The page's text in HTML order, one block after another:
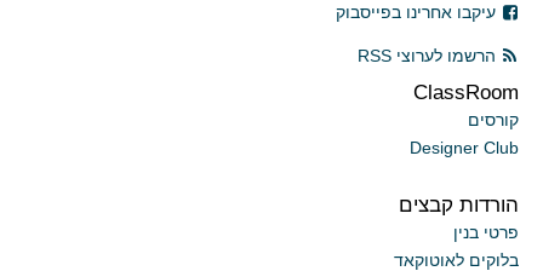
עיקבו אחרינו בפייסבוק
הרשמו לערוצי RSS
ClassRoom
קורסים
Designer Club
הורדות קבצים
פרטי בנין
בלוקים לאוטוקאד